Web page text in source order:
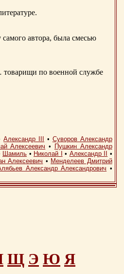
автора, была смесью
по военной службе
Александр III • Суворов Александр
Алексеевич •
Пушкин Александр
Шамиль • Николай I • Александр II
•
Алексеевич • Менделеев Дмитрий
Александр Александрович •
Щ Э Ю Я